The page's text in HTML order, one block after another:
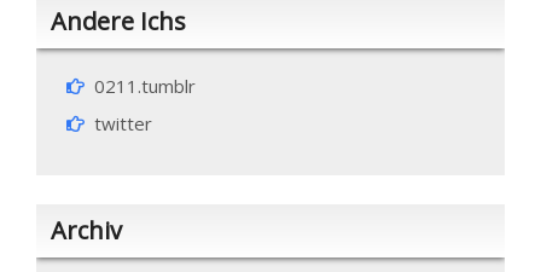
Andere Ichs
0211.tumblr
twitter
Archiv